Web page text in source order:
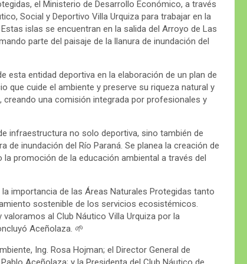
el Ministerio de Desarrollo Económico, a través
Social y Deportivo Villa Urquiza para trabajar en la
islas se encuentran en la salida del Arroyo de Las
parte del paisaje de la llanura de inundación del
entidad deportiva en la elaboración de un plan de
que cuide el ambiente y preserve su riqueza natural y
una comisión integrada por profesionales y
infraestructura no solo deportiva, sino también de
inundación del Río Paraná. Se planea la creación de
promoción de la educación ambiental a través del
importancia de las Áreas Naturales Protegidas tanto
sostenible de los servicios ecosistémicos.
al Club Náutico Villa Urquiza por la
Aceñolaza. 🌱
Ing. Rosa Hojman; el Director General de